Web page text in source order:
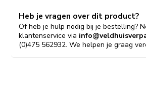
Heb je vragen over dit product?
Of heb je hulp nodig bij je bestelling?
klantenservice via
(0)475 562932. We helpen je graag